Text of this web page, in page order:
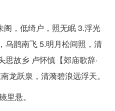
阁，低绮户，照无眠 3.浮光
乌鹊南飞 5.明月松间照，清
思故乡 卢怀慎【郊庙歌辞·
龙跃泉，清漪碧浪远浮天。
里悬。